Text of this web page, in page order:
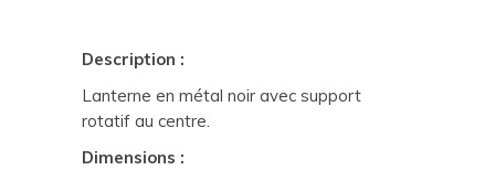
Description :
Lanterne en métal noir avec support
rotatif au centre.
Dimensions :